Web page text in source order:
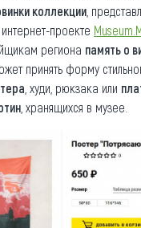
коллекции ,
проекте
региона память о
принять форму
, худи, рюкзака или
, хранящихся в музее.